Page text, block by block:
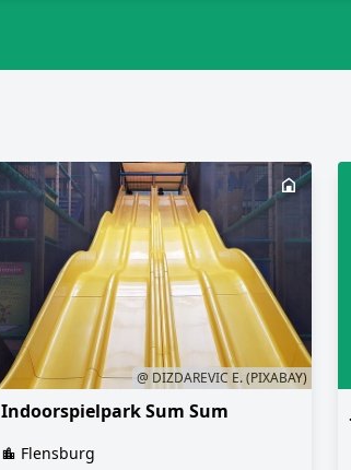
@ DIZDAREVIC E. (PIXABAY)
Indoorspielpark Sum Sum
Flensburg